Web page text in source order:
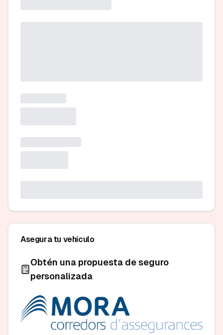
Asegura tu vehículo
Obtén una propuesta de seguro
personalizada